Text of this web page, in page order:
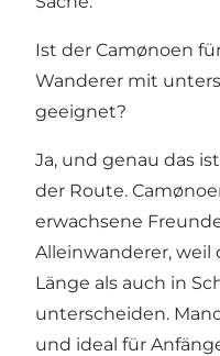
Ist der Camønoen
Wanderer mit
geeignet?
Ja, und genau das
der Route.
erwachsene
Alleinwanderer, weil
Länge als auch in
unterscheiden.
und ideal für